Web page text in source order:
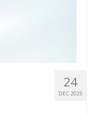
24
DEC 2025